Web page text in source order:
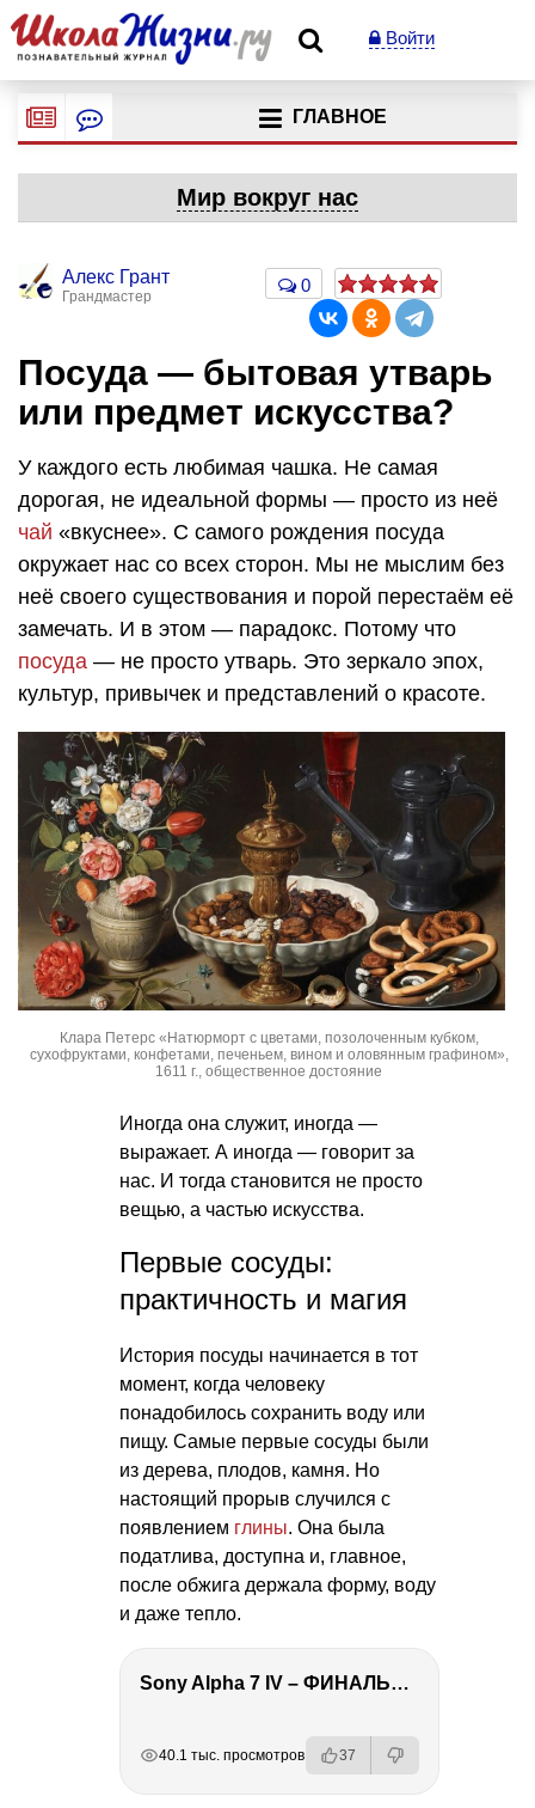
Войти
ГЛАВНОЕ
Мир вокруг нас
Алекс Грант
Грандмастер
0
Посуда — бытовая утварь
или предмет искусства?
У каждого есть любимая чашка. Не самая
дорогая, не идеальной формы — просто из неё
чай «вкуснее». С самого рождения посуда
окружает нас со всех сторон. Мы не мыслим без
неё своего существования и порой перестаём её
замечать. И в этом — парадокс. Потому что
посуда — не просто утварь. Это зеркало эпох,
культур, привычек и представлений о красоте.
Клара Петерс «Натюрморт с цветами, позолоченным кубком,
сухофруктами, конфетами, печеньем, вином и оловянным графином»,
1611 г., общественное достояние
Иногда она служит, иногда —
выражает. А иногда — говорит за
нас. И тогда становится не просто
вещью, а частью искусства.
Первые сосуды:
практичность и магия
История посуды начинается в тот
момент, когда человеку
понадобилось сохранить воду или
пищу. Самые первые сосуды были
из дерева, плодов, камня. Но
настоящий прорыв случился с
появлением глины. Она была
податлива, доступна и, главное,
после обжига держала форму, воду
и даже тепло.
Sony Alpha 7 IV – ФИНАЛЬНЫЙ ОБЗОР
40.1 тыс. просмотров 37